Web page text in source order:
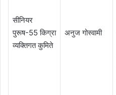
सीनियर
पुरूष-55 किग्रा
व्यक्तिगत कुमिते
अनुज गोस्वामी